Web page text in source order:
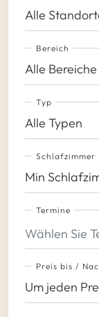
Alle
Bereich
Alle Bereiche
Typ
Alle Typen
Schlafzimmer
Min
Termine
Preis bis /
Um jeden